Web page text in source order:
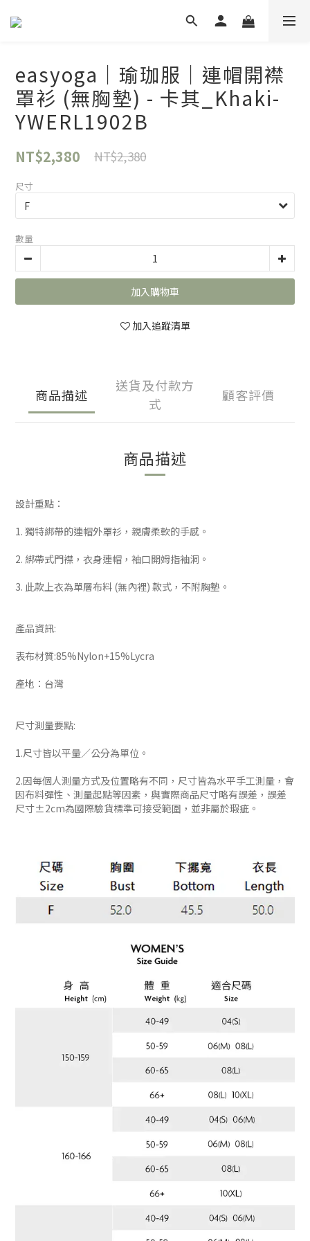
easyoga｜瑜珈服｜連帽開襟
罩衫 (無胸墊) - 卡其_Khaki-
YWERL1902B
NT$2,380 NT$2,380
尺寸
數量
加入購物車
加入追蹤清單
商品描述
送貨及付款方
式
顧客評價
商品描述
設計重點：
1. 獨特綁帶的連帽外罩衫，親膚柔軟的手感。
2. 綁帶式門襟，衣身連帽，袖口開姆指袖洞。
3. 此款上衣為單層布料 (無內裡) 款式，不附胸墊。
產品資訊:
表布材質:85%Nylon+15%Lycra
產地：台灣
尺寸測量要點:
1.尺寸皆以平量／公分為單位。
2.因每個人測量方式及位置略有不同，尺寸皆為水平手工測量，會
因布料彈性、測量起點等因素，與實際商品尺寸略有誤差，誤差
尺寸±2cm為國際驗貨標準可接受範圍，並非屬於瑕疵。